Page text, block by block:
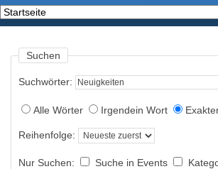
Suchen
Suchwörter:
Alle Wörter Irgendein Wort
Reihenfolge:
Nur Suchen: Suche in Events